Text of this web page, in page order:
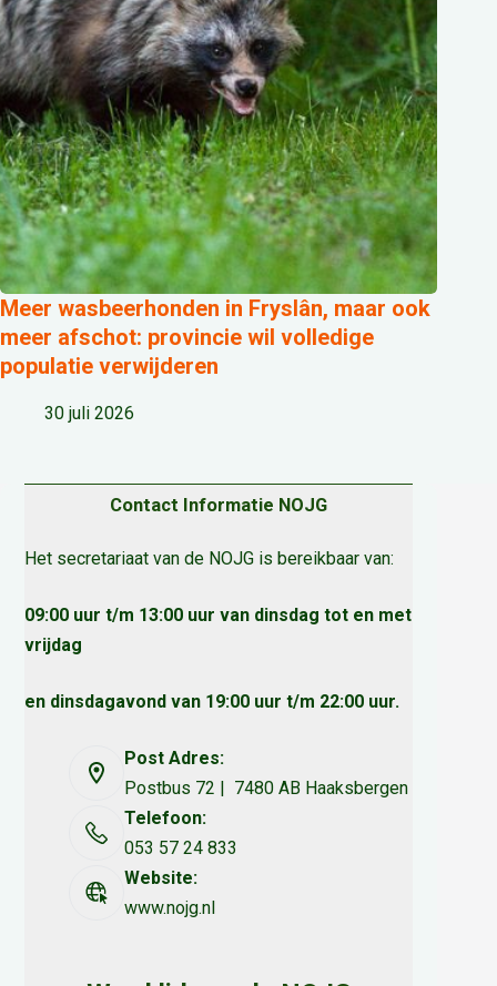
Meer wasbeerhonden in Fryslân, maar ook
meer afschot: provincie wil volledige
populatie verwijderen
30 juli 2026
Contact Informatie NOJG
Het secretariaat van de NOJG is bereikbaar van:
09:00 uur t/m 13:00 uur van dinsdag tot en met
vrijdag
en dinsdagavond van 19:00 uur t/m 22:00 uur.
Post Adres:
Postbus 72 | 7480 AB Haaksbergen
Telefoon:
053 57 24 833
Website:
www.nojg.nl